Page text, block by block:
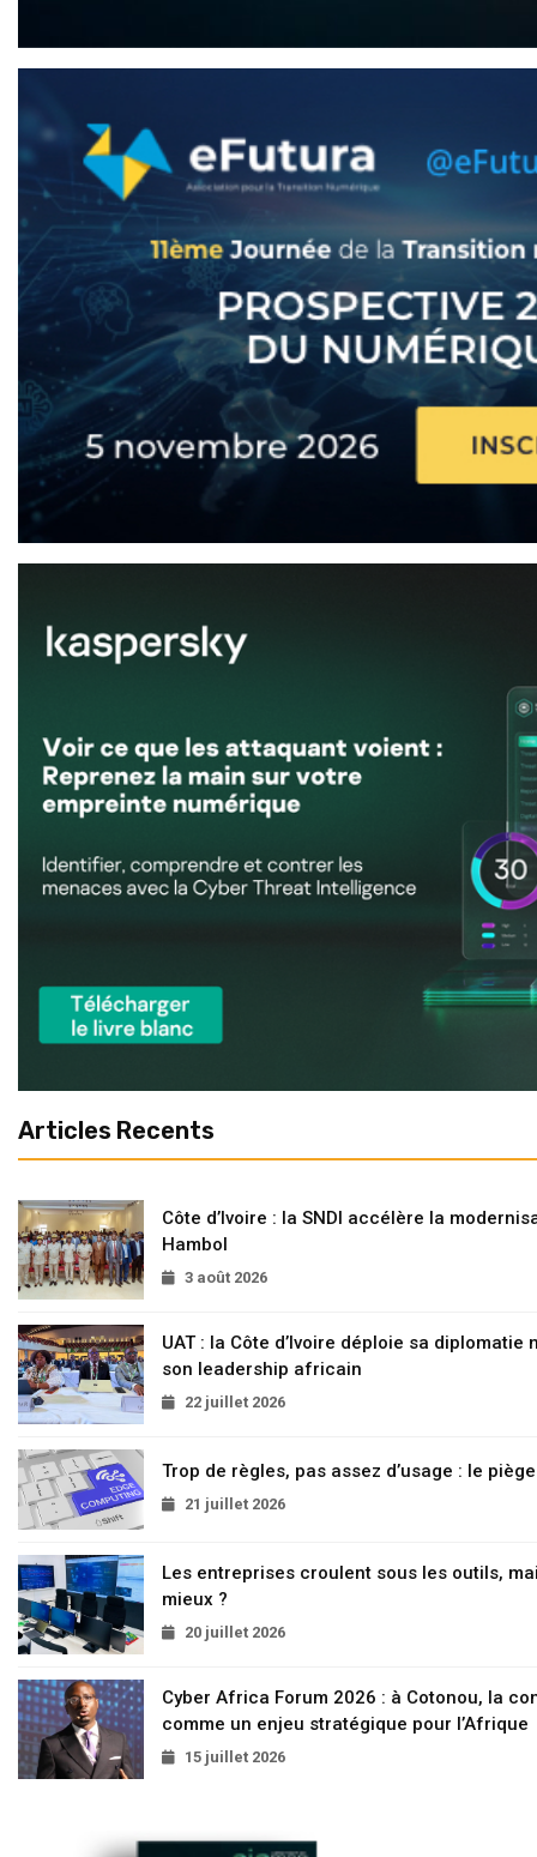
Articles Recents
Côte d’Ivoire : la SNDI accélère la
Hambol
3 août 2026
UAT : la Côte d’Ivoire déploie sa
son leadership africain
22 juillet 2026
Trop de règles, pas assez d’usage : le
21 juillet 2026
Les entreprises croulent sous les outils,
mieux ?
20 juillet 2026
Cyber Africa Forum 2026 : à Cotonou, la
comme un enjeu stratégique pour l’Afrique
15 juillet 2026